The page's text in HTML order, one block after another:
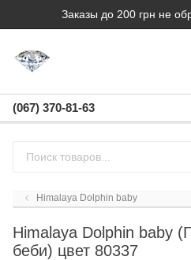
Заказы до 200 грн не
(067) 370-81-63
Himalaya Dolphin baby
Himalaya Dolphin baby
беби) цвет 80337